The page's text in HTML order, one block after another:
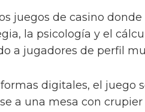
juegos de casino
la psicología y el
a jugadores de perfil
digitales, el juego
a una mesa con